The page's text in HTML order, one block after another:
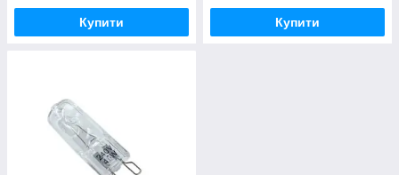
Купити Купити